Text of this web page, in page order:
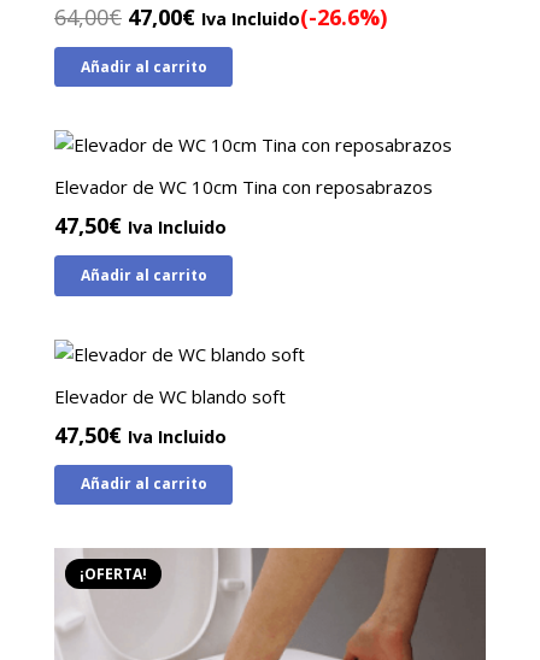
64,00€ El
precio
original
64,00€.
47,00€El
precio
actual
47,00€.
Iva Incluido(-26.6%)
Añadir al carrito
Elevador de WC 10cm Tina con reposabrazos
47,50€ Iva Incluido
Añadir al carrito
Elevador de WC blando soft
47,50€ Iva Incluido
Añadir al carrito
¡OFERTA!